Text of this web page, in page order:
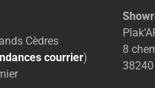
Cèdres
courrier)
8